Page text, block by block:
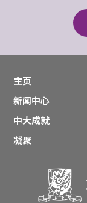
主页
新闻中心
中大成就
凝聚